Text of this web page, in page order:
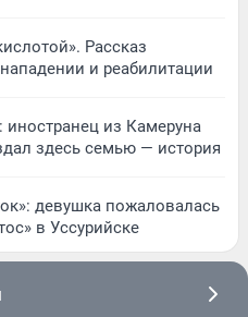
Рассказ
и реабилитации
из Камеруна
здесь семью — история
девушка пожаловалась
в Уссурийске